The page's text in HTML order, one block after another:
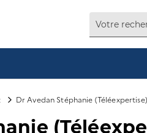
Dr Avedan Stéphanie (Téléexpertise)